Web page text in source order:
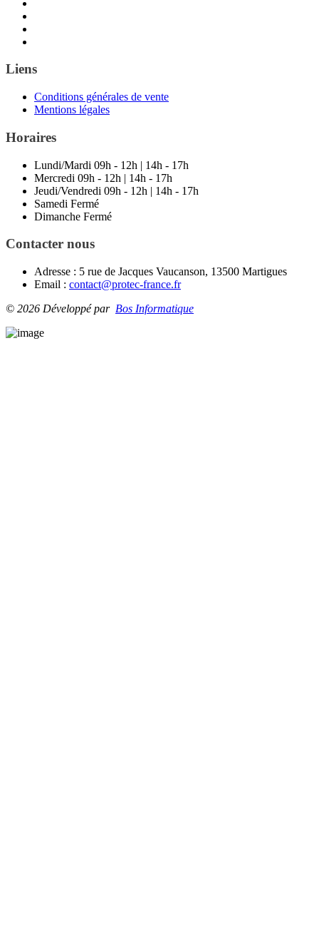
Liens
Conditions générales de vente
Mentions légales
Horaires
Lundi/Mardi 09h - 12h | 14h - 17h
Mercredi 09h - 12h | 14h - 17h
Jeudi/Vendredi 09h - 12h | 14h - 17h
Samedi Fermé
Dimanche Fermé
Contacter nous
Adresse : 5 rue de Jacques Vaucanson, 13500 Martigues
Email : contact@protec-france.fr
© 2026 Développé par Bos Informatique